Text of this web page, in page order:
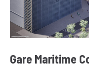
Gare Maritime